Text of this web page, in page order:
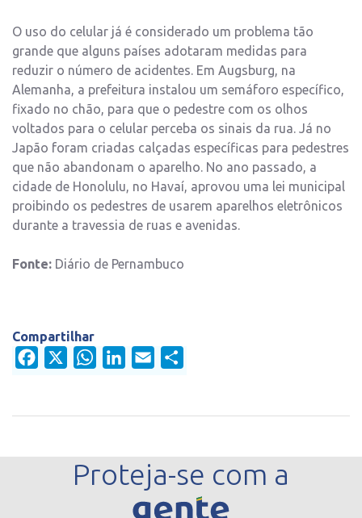
O uso do celular já é considerado um problema tão
grande que alguns países adotaram medidas para
reduzir o número de acidentes. Em Augsburg, na
Alemanha, a prefeitura instalou um semáforo específico,
fixado no chão, para que o pedestre com os olhos
voltados para o celular perceba os sinais da rua. Já no
Japão foram criadas calçadas específicas para pedestres
que não abandonam o aparelho. No ano passado, a
cidade de Honolulu, no Havaí, aprovou uma lei municipal
proibindo os pedestres de usarem aparelhos eletrônicos
durante a travessia de ruas e avenidas.
Fonte: Diário de Pernambuco
Compartilhar
Facebook
WhatsAppLinkedIn
Email
Proteja-se com a